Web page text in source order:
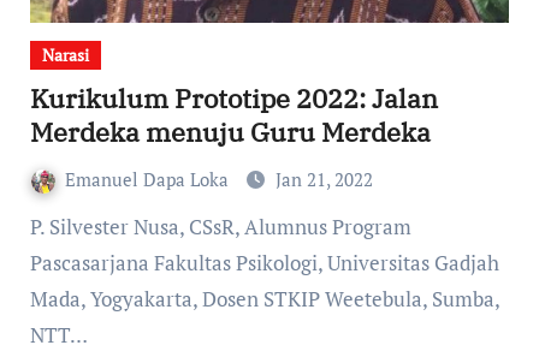
Narasi
Kurikulum Prototipe 2022: Jalan
Merdeka menuju Guru Merdeka
Emanuel Dapa Loka Jan 21, 2022
P. Silvester Nusa, CSsR, Alumnus Program
Pascasarjana Fakultas Psikologi, Universitas Gadjah
Mada, Yogyakarta, Dosen STKIP Weetebula, Sumba,
NTT…